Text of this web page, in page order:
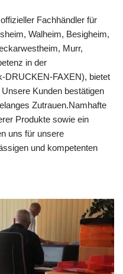
Fachhändler für
Walheim, Besigheim,
Murr,
in der
DRUCKEN-FAXEN), bietet
Kunden bestätigen
Zutrauen.Namhafte
Produkte sowie ein
uns für unsere
und kompetenten